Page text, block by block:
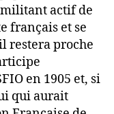
actif de
français et se
restera proche
en 1905 et, si
qui aurait